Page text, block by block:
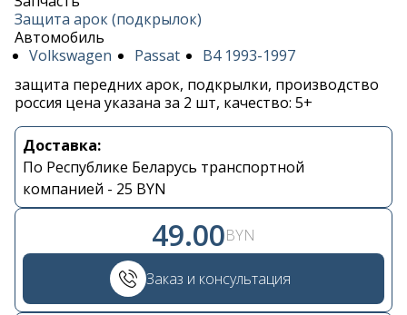
Защита арок (подкрылок)
Автомобиль
Volkswagen
Passat
B4 1993-1997
защита передних арок, подкрылки, производство
россия цена указана за 2 шт, качество: 5+
Доставка:
По Республике Беларусь транспортной
компанией - 25 BYN
49.00BYN
Заказ и консультация
Контакты
+375 29 870 15 80
Viber